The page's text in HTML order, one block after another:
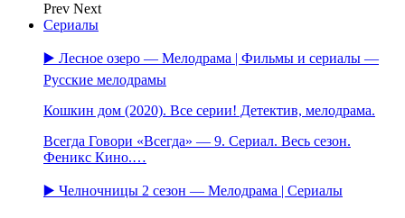
Prev Next
Сериалы
▶️ Лесное озеро — Мелодрама | Фильмы и сериалы —
Русские мелодрамы
Кошкин дом (2020). Все серии! Детектив, мелодрама.
Всегда Говори «Всегда» — 9. Сериал. Весь сезон.
Феникс Кино.…
▶️ Челночницы 2 сезон — Мелодрама | Сериалы